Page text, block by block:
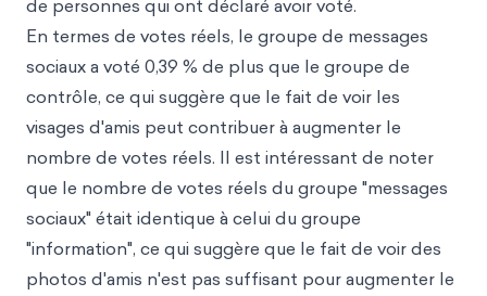
de personnes qui ont déclaré avoir voté.
En termes de votes réels, le groupe de messages
sociaux a voté 0,39 % de plus que le groupe de
contrôle, ce qui suggère que le fait de voir les
visages d'amis peut contribuer à augmenter le
nombre de votes réels. Il est intéressant de noter
que le nombre de votes réels du groupe "messages
sociaux" était identique à celui du groupe
"information", ce qui suggère que le fait de voir des
photos d'amis n'est pas suffisant pour augmenter le